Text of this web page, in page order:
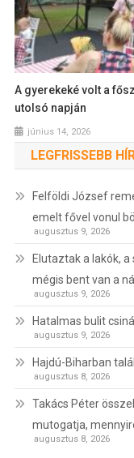
A gyerekeké volt a
utolsó napján
június 14, 2026
LEGFRISSEBB
Felföldi József
emelt fővel vonul
augusztus 9, 2026
Elutaztak a lakók,
mégis bent van a
augusztus 9, 2026
Hatalmas bulit
augusztus 9, 2026
Hajdú-Biharban
augusztus 8, 2026
Takács Péter
mutogatja,
augusztus 8, 2026